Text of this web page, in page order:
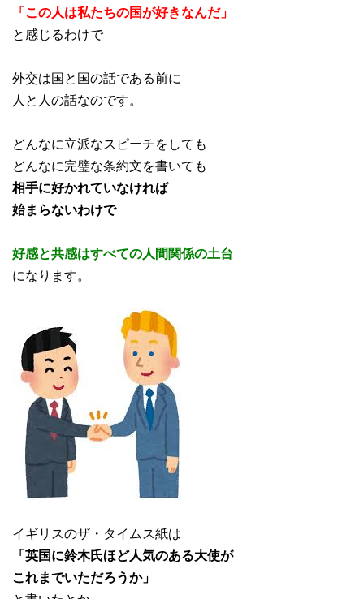
「この人は私たちの国が好きなんだ」
と感じるわけで
外交は国と国の話である前に
人と人の話なのです。
どんなに立派なスピーチをしても
どんなに完璧な条約文を書いても
相手に好かれていなければ
始まらないわけで
好感と共感はすべての人間関係の土台
になります。
イギリスのザ・タイムス紙は
「英国に鈴木氏ほど人気のある大使が
これまでいただろうか」